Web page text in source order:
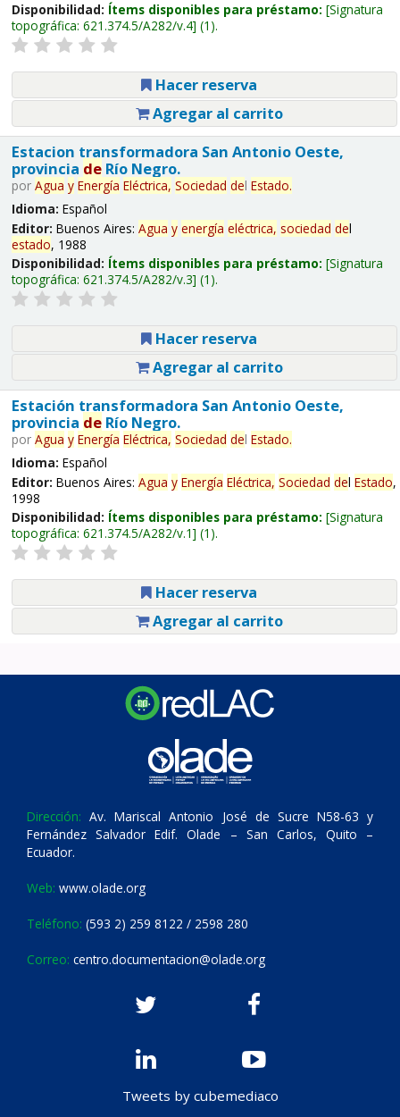
Disponibilidad: Ítems disponibles para préstamo: Signatura
topográfica: 621.374.5/A282/v.4 (1).
Hacer reserva
Agregar al carrito
Estacion transformadora San Antonio Oeste,
provincia deRío Negro.
por Agua y Energía Eléctrica, Sociedad del Estado.
Idioma: Español
Editor: Buenos Aires: Agua y energía eléctrica, sociedad del
estado, 1988
Disponibilidad: Ítems disponibles para préstamo: Signatura
topográfica: 621.374.5/A282/v.3 (1).
Hacer reserva
Agregar al carrito
Estación transformadora San Antonio Oeste,
provincia deRío Negro.
por Agua y Energía Eléctrica, Sociedad del Estado.
Idioma: Español
Editor: Buenos Aires: Agua y Energía Eléctrica, Sociedad del Estado,
1998
Disponibilidad: Ítems disponibles para préstamo: Signatura
topográfica: 621.374.5/A282/v.1 (1).
Hacer reserva
Agregar al carrito
Dirección: Av. Mariscal Antonio José de Sucre N58-63 y
Fernández Salvador Edif. Olade – San Carlos, Quito –
Ecuador.
Web: www.olade.org
Teléfono: (593 2) 259 8122 / 2598 280
Correo: centro.documentacion@olade.org
Tweets by cubemediaco